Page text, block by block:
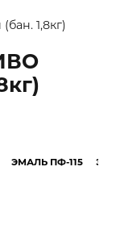
1,8кг)
и степени
ЭМАЛЬ ПФ-115